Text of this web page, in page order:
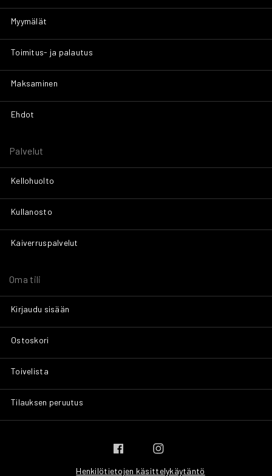
Myymälät
Toimitus- ja palautus
Maksaminen
Ehdot
Palvelut
Kellohuolto
Kullanosto
Kaiverruspalvelut
Oma tili
Kirjaudu sisään
Ostoskori
Toivelista
Tilauksen peruutus
Henkilötietojen käsittelykäytäntö